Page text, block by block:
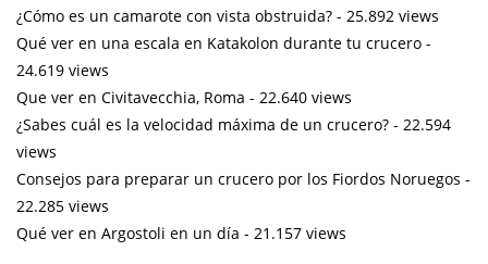
¿Cómo es un camarote con vista obstruida? - 25.892 views
Qué ver en una escala en Katakolon durante tu crucero -
24.619 views
Que ver en Civitavecchia, Roma - 22.640 views
¿Sabes cuál es la velocidad máxima de un crucero? - 22.594
views
Consejos para preparar un crucero por los Fiordos Noruegos -
22.285 views
Qué ver en Argostoli en un día - 21.157 views